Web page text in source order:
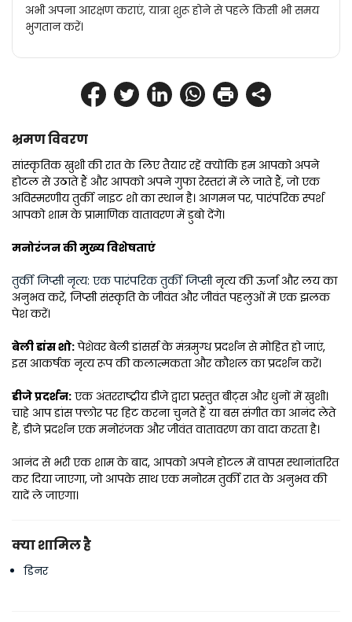
भ्रमण विवरण
सांस्कृतिक खुशी की रात के लिए तैयार रहें क्योंकि हम आपको अपने
होटल से उठाते हैं और आपको अपने गुफा रेस्तरां में ले जाते हैं, जो एक
अविस्मरणीय तुर्की नाइट शो का स्थान है। आगमन पर, पारंपरिक स्पर्श
आपको शाम के प्रामाणिक वातावरण में डुबो देंगे।
मनोरंजन की मुख्य विशेषताएं
तुर्की जिप्सी नृत्य: एक पारंपरिक तुर्की जिप्सी नृत्य की ऊर्जा और लय का
अनुभव करें, जिप्सी संस्कृति के जीवंत और जीवंत पहलुओं में एक झलक
पेश करें।
बेली डांस शो: पेशेवर बेली डांसर्स के मंत्रमुग्ध प्रदर्शन से मोहित हो जाएं,
इस आकर्षक नृत्य रूप की कलात्मकता और कौशल का प्रदर्शन करें।
डीजे प्रदर्शन: एक अंतरराष्ट्रीय डीजे द्वारा प्रस्तुत बीट्स और धुनों में खुशी।
चाहे आप डांस फ्लोर पर हिट करना चुनते हैं या बस संगीत का आनंद लेते
हैं, डीजे प्रदर्शन एक मनोरंजक और जीवंत वातावरण का वादा करता है।
आनंद से भरी एक शाम के बाद, आपको अपने होटल में वापस स्थानांतरित
कर दिया जाएगा, जो आपके साथ एक मनोरम तुर्की रात के अनुभव की
यादें ले जाएगा।
क्या शामिल है
डिनर
अभी अपना आरक्षण कराएं, यात्रा शुरू होने से पहले किसी भी समय
भुगतान करें।